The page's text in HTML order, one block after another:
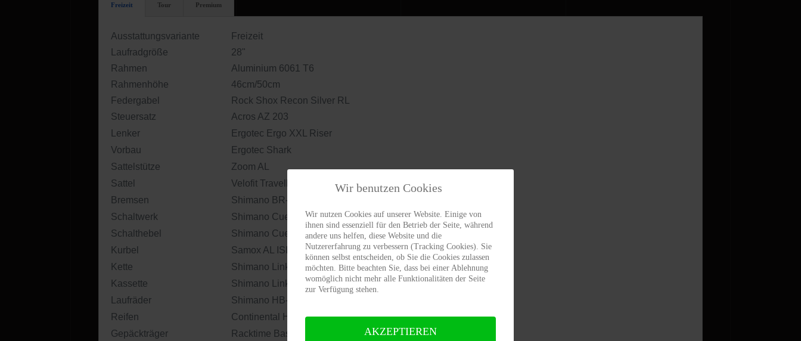
Freizeit Tour Premium
Ausstattungsvariante
Freizeit
Laufradgröße
28"
Rahmen
Aluminium 6061 T6
Rahmenhöhe
46cm/50cm
Federgabel
Rock Shox Recon Silver RL
Steuersatz
Acros AZ 203
Lenker
Ergotec Ergo XXL Riser
Vorbau
Ergotec Shark
Sattelstütze
Zoom AL
Sattel
Velofit Traveller
Bremsen
Shimano BR-MT410
Schaltwerk
Shimano Cues RD-U6000
Schalthebel
Shimano Cues SL-U6000
Kurbel
Samox AL ISIS
Kette
Shimano Linkglide CN-LG500
Kassette
Shimano Linkglide CS-LG400
Laufräder
Shimano HB-TC500/ DT Swiss U533 28"
Reifen
Continental Hardpack 2.0"x28"
Gepäckträger
Racktime Basic 2.0 Tour mit Federklappe
Wir benutzen Cookies
Wir nutzen Cookies auf unserer Website. Einige von
ihnen sind essenziell für den Betrieb der Seite, während
andere uns helfen, diese Website und die
Nutzererfahrung zu verbessern (Tracking Cookies). Sie
können selbst entscheiden, ob Sie die Cookies zulassen
möchten. Bitte beachten Sie, dass bei einer Ablehnung
womöglich nicht mehr alle Funktionalitäten der Seite
zur Verfügung stehen.
AKZEPTIEREN